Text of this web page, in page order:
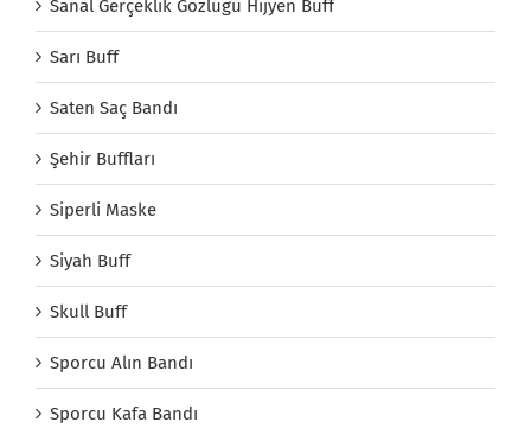
Sanal Gerçeklik Gözlüğü Hijyen Buff
Sarı Buff
Saten Saç Bandı
Şehir Buffları
Siperli Maske
Siyah Buff
Skull Buff
Sporcu Alın Bandı
Sporcu Kafa Bandı